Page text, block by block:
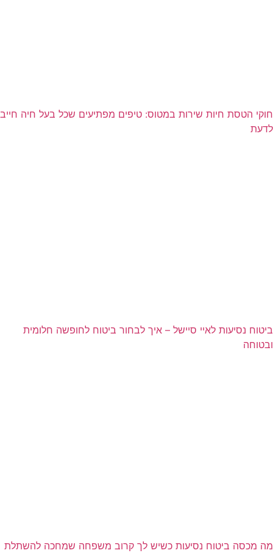
חוקי הטסת חיות שירות במטוס: טיפים מפתיעים שכל בעל חיה חייב
לדעת
ביטוח נסיעות לאיי סיישל – איך לבחור ביטוח לחופשה חלומית
ובטוחה
מה מכסה ביטוח נסיעות כשיש לך קרוב משפחה שמחכה להשתלת